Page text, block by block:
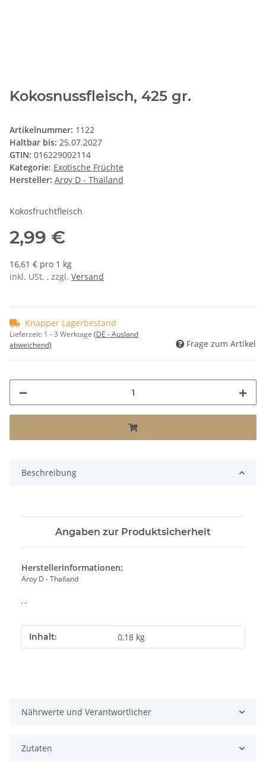
Kokosnussfleisch, 425 gr.
Artikelnummer: 1122
Haltbar bis: 25.07.2027
GTIN: 016229002114
Kategorie: Exotische Früchte
Hersteller: Aroy D - Thailand
Kokosfruchtfleisch
2,99 €
16,61 € pro 1 kg
inkl. USt. , zzgl. Versand
Knapper Lagerbestand
Lieferzeit: 1 - 3 Werktage (DE - Ausland
abweichend)
Frage zum Artikel
Beschreibung
Angaben zur Produktsicherheit
Herstellerinformationen:
Aroy D - Thailand
, ,
Produkteigenschaft
Wert
Inhalt: 0,18 kg
Nährwerte und Verantwortlicher
Zutaten